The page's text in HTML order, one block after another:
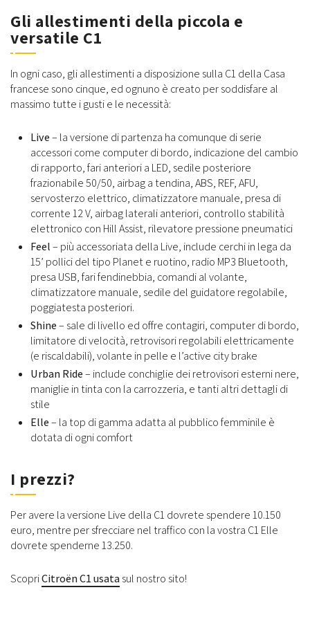
Gli allestimenti della piccola e
versatile C1
In ogni caso, gli allestimenti a disposizione sulla C1 della Casa
francese sono cinque, ed ognuno è creato per soddisfare al
massimo tutte i gusti e le necessità:
Live– la versione di partenza ha comunque di serie
accessori come computer di bordo, indicazione del cambio
di rapporto, fari anteriori a LED, sedile posteriore
frazionabile 50/50, airbag a tendina, ABS, REF, AFU,
servosterzo elettrico, climatizzatore manuale, presa di
corrente 12 V, airbag laterali anteriori, controllo stabilità
elettronico con Hill Assist, rilevatore pressione pneumatici
Feel– più accessoriata della Live, include cerchi in lega da
15’ pollici del tipo Planet e ruotino, radio MP3 Bluetooth,
presa USB, fari fendinebbia, comandi al volante,
climatizzatore manuale, sedile del guidatore regolabile,
poggiatesta posteriori.
Shine– sale di livello ed offre contagiri, computer di bordo,
limitatore di velocità, retrovisori regolabili elettricamente
(e riscaldabili), volante in pelle e l’active city brake
Urban Ride– include conchiglie dei retrovisori esterni nere,
maniglie in tinta con la carrozzeria, e tanti altri dettagli di
stile
Elle– la top di gamma adatta al pubblico femminile è
dotata di ogni comfort
I prezzi?
Per avere la versione Live della C1 dovrete spendere 10.150
euro, mentre per sfrecciare nel traffico con la vostra C1 Elle
dovrete spenderne 13.250.
ScopriCitroën C1 usatasul nostro sito!